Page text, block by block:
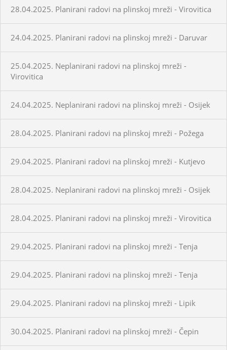
28.04.2025. Planirani radovi na plinskoj mreži - Virovitica
24.04.2025. Planirani radovi na plinskoj mreži - Daruvar
25.04.2025. Neplanirani radovi na plinskoj mreži -
Virovitica
24.04.2025. Neplanirani radovi na plinskoj mreži - Osijek
28.04.2025. Planirani radovi na plinskoj mreži - Požega
29.04.2025. Planirani radovi na plinskoj mreži - Kutjevo
28.04.2025. Neplanirani radovi na plinskoj mreži - Osijek
28.04.2025. Planirani radovi na plinskoj mreži - Virovitica
29.04.2025. Planirani radovi na plinskoj mreži - Tenja
29.04.2025. Planirani radovi na plinskoj mreži - Tenja
29.04.2025. Planirani radovi na plinskoj mreži - Lipik
30.04.2025. Planirani radovi na plinskoj mreži - Čepin